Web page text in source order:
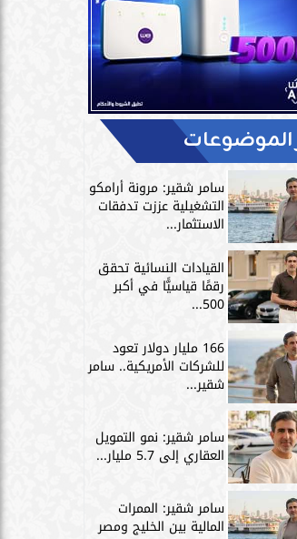
الموضوعات
سامر شقير: مرونة أرامكو
التشغيلية عززت تدفقات
الاستثمار...
القيادات النسائية تحقق
رقمًا قياسيًّا في أكبر
500...
166 مليار دولار تعود
للشركات الأمريكية.. سامر
شقير...
سامر شقير: نمو التمويل
العقاري إلى 5.7 مليار...
سامر شقير: الممرات
المالية بين الخليج ومصر